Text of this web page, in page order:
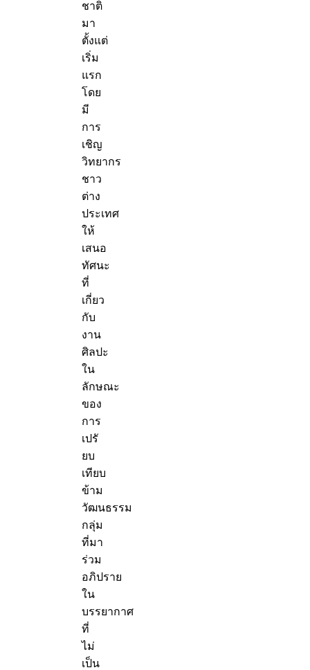
ชาติ
มา
ตั้งแต่
เริ่ม
แรก
โดย
มี
การ
เชิญ
วิทยากร
ชาว
ต่าง
ประเทศ
ให้
เสนอ
ทัศนะ
ที่
เกี่ยว
กับ
งาน
ศิลปะ
ใน
ลักษณะ
ของ
การ
เปรั
ยบ
เทียบ
ข้าม
วัฒนธรรม
กลุ่ม
ที่มา
ร่วม
อภิปราย
ใน
บรรยากาศ
ที่
ไม่
เป็น